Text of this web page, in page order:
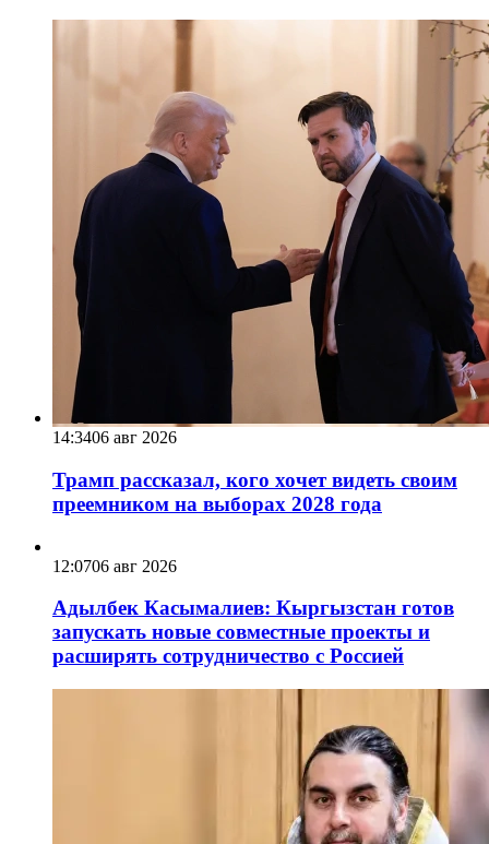
14:3406 авг 2026
Трамп рассказал, кого хочет видеть своим
преемником на выборах 2028 года
12:0706 авг 2026
Адылбек Касымалиев: Кыргызстан готов
запускать новые совместные проекты и
расширять сотрудничество с Россией